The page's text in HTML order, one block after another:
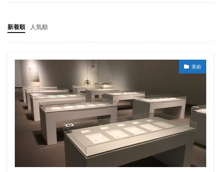
新着順 人気順
美術